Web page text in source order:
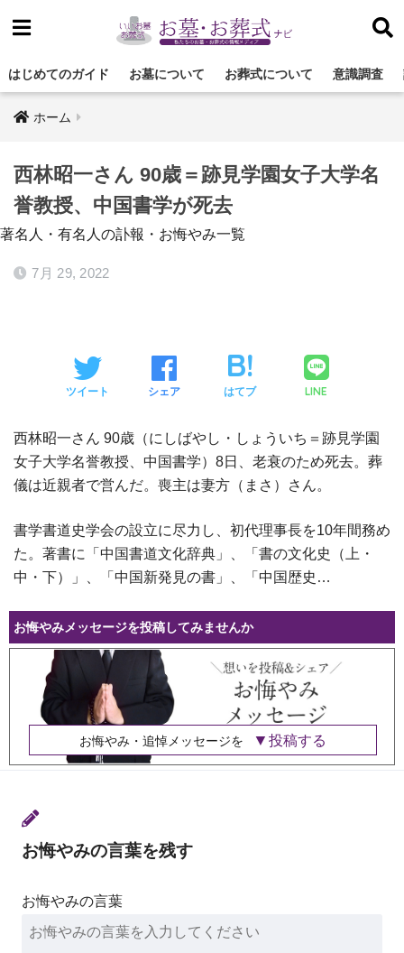
はじめてのガイド お墓について お葬式について 意識調査
ホーム
西林昭一さん 90歳＝跡見学園女子大学名
誉教授、中国書学が死去
著名人・有名人の訃報・お悔やみ一覧
7月 29, 2022
ツイート シェア はてブ LINE
西林昭一さん 90歳（にしばやし・しょういち＝跡見学園
女子大学名誉教授、中国書学）8日、老衰のため死去。葬
儀は近親者で営んだ。喪主は妻方（まさ）さん。
書学書道史学会の設立に尽力し、初代理事長を10年間務め
た。著書に「中国書道文化辞典」、「書の文化史（上・
中・下）」、「中国新発見の書」、「中国歴史…
お悔やみメッセージを投稿してみませんか
お悔やみ・追悼メッセージを 投稿する
お悔やみの言葉を残す
お悔やみの言葉